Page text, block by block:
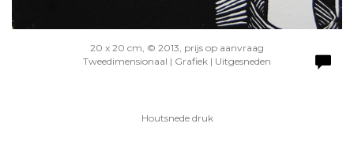
20 x 20 cm, © 2013, prijs op aanvraag
Tweedimensionaal | Grafiek | Uitgesneden
Houtsnede druk